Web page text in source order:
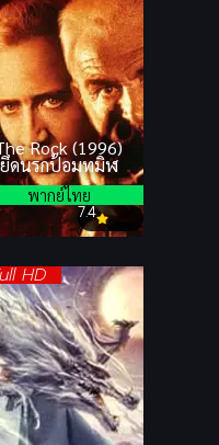
Rock (1996)
ยึดนรกป้อมทมิฬ
7.4
พากย์ไทย
HD